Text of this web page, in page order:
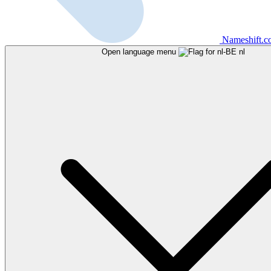
Open language menu nl